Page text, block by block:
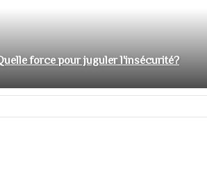
force pour juguler l'insécurité?